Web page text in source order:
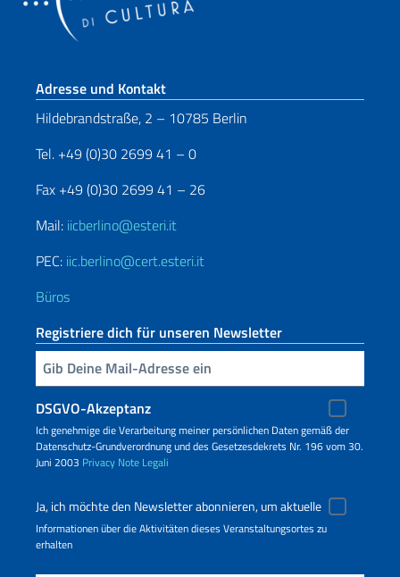
Fußbereich
Adresse und Kontakt
Hildebrandstraße, 2 – 10785 Berlin
Tel. +49 (0)30 2699 41 – 0
Fax +49 (0)30 2699 41 – 26
Mail: iicberlino@esteri.it
PEC: iic.berlino@cert.esteri.it
Büros
Registriere dich für unseren Newsletter
Geben Sie Ihre E-Mail ein
DSGVO-Akzeptanz
Ich genehmige die Verarbeitung meiner persönlichen Daten gemäß der
Datenschutz-Grundverordnung und des Gesetzesdekrets Nr. 196 vom 30.
Juni 2003 Privacy Note Legali
Ja, ich möchte den Newsletter abonnieren, um aktuelle
Informationen über die Aktivitäten dieses Veranstaltungsortes zu
erhalten